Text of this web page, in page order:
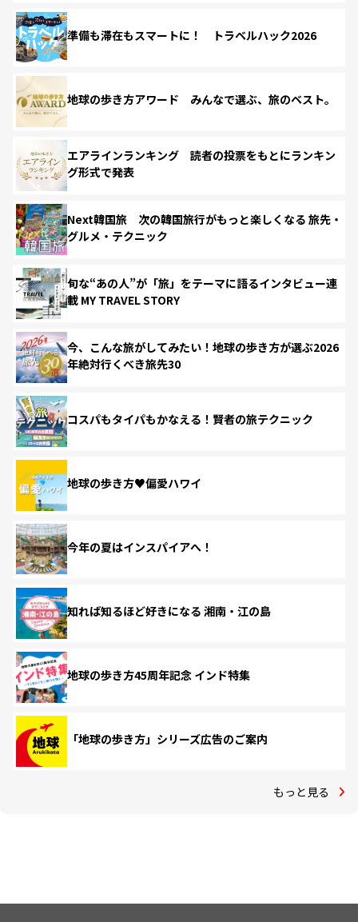
準備も滞在もスマートに！ トラベルハック2026
地球の歩き方アワード みんなで選ぶ、旅のベスト。
エアラインランキング 読者の投票をもとにランキン
グ形式で発表
Next韓国旅 次の韓国旅行がもっと楽しくなる 旅先・
グルメ・テクニック
旬な“あの人”が「旅」をテーマに語るインタビュー連
載 MY TRAVEL STORY
今、こんな旅がしてみたい！地球の歩き方が選ぶ2026
年絶対行くべき旅先30
コスパもタイパもかなえる！賢者の旅テクニック
地球の歩き方♥偏愛ハワイ
今年の夏はインスパイアへ！
知れば知るほど好きになる 湘南・江の島
地球の歩き方45周年記念 インド特集
「地球の歩き方」シリーズ広告のご案内
もっと見る